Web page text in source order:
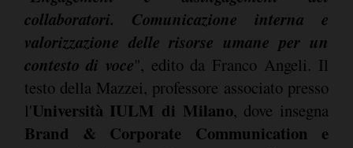
collaboratori. Comunicazione interna e
valorizzazione delle risorse umane per un
contesto di voce", edito da Franco Angeli. Il
testo della Mazzei, professore associato presso
l'Università IULM di Milano, dove insegna
Brand & Corporate Communication e